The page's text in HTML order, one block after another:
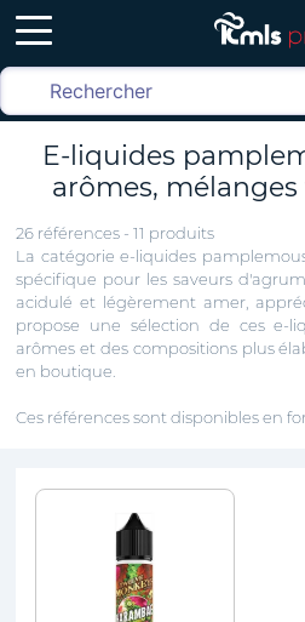
E-liquides
arômes,
26 références - 11 produits
La catégorie e-liquides
spécifique pour les saveurs
acidulé et légèrement amer,
propose une sélection de ces e-
arômes et des compositions plus
en boutique.
Ces références sont disponibles en